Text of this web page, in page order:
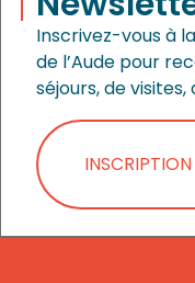
Inscrivez-vous à
de l’Aude pour
séjours, de visites,
INSCRIPTION